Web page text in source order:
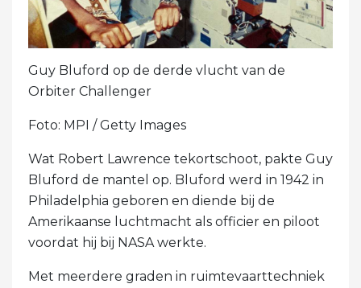
Guy Bluford op de derde vlucht van de
Orbiter Challenger
Foto: MPI / Getty Images
Wat Robert Lawrence tekortschoot, pakte Guy
Bluford de mantel op. Bluford werd in 1942 in
Philadelphia geboren en diende bij de
Amerikaanse luchtmacht als officier en piloot
voordat hij bij NASA werkte.
Met meerdere graden in ruimtevaarttechniek